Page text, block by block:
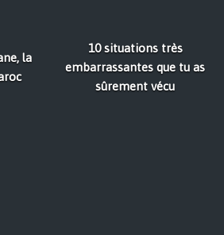
la
10 situations très
embarrassantes que tu as
sûrement vécu